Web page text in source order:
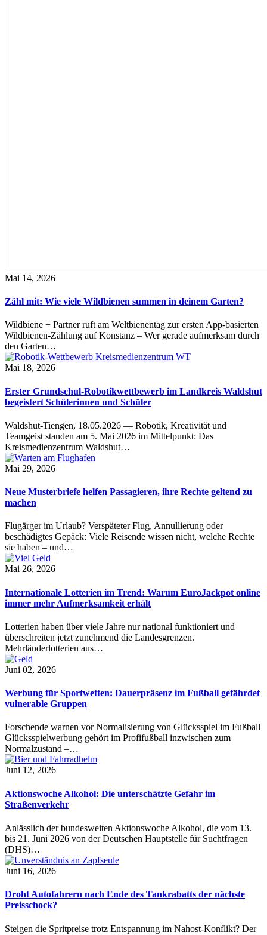
Mai 14, 2026
Zähl mit: Wie viele Wildbienen summen in deinem Garten?
Wildbiene + Partner ruft am Weltbienentag zur ersten App-basierten
Wildbienen-Zählung auf Konstanz – Wer gerade aufmerksam durch
den Garten…
Mai 18, 2026
Erster Grundschul-Robotikwettbewerb im Landkreis Waldshut
begeistert Schülerinnen und Schüler
Waldshut-Tiengen, 18.05.2026 — Robotik, Kreativität und
Teamgeist standen am 5. Mai 2026 im Mittelpunkt: Das
Kreismedienzentrum Waldshut…
Mai 29, 2026
Neue Musterbriefe helfen Passagieren, ihre Rechte geltend zu
machen
Flugärger im Urlaub? Verspäteter Flug, Annullierung oder
beschädigtes Gepäck: Viele Reisende wissen nicht, welche Rechte
sie haben – und…
Mai 26, 2026
Internationale Lotterien im Trend: Warum EuroJackpot online
immer mehr Aufmerksamkeit erhält
Lotterien haben über viele Jahre nur national funktioniert und
überschreiten jetzt zunehmend die Landesgrenzen.
Mehrländerlotterien aus…
Juni 02, 2026
Werbung für Sportwetten: Dauerpräsenz im Fußball gefährdet
vulnerable Gruppen
Forschende warnen vor Normalisierung von Glücksspiel im Fußball
Glücksspielwerbung gehört im Profifußball inzwischen zum
Normalzustand –…
Juni 12, 2026
Aktionswoche Alkohol: Die unterschätzte Gefahr im
Straßenverkehr
Anlässlich der bundesweiten Aktionswoche Alkohol, die vom 13.
bis 21. Juni 2026 von der Deutschen Hauptstelle für Suchtfragen
(DHS)…
Juni 16, 2026
Droht Autofahrern nach Ende des Tankrabatts der nächste
Preisschock?
Steigen die Spritpreise trotz Entspannung im Nahost-Konflikt? Der